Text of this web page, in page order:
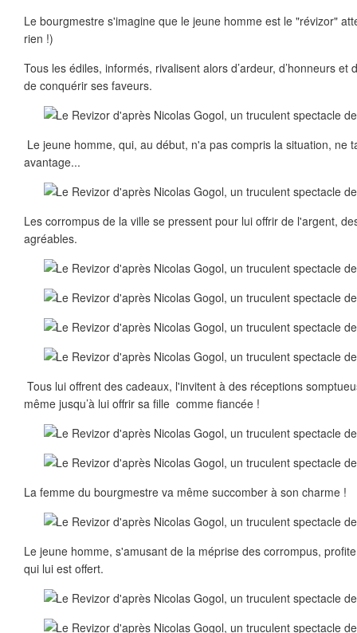
Le bourgmestre s'imagine que le jeune homme est le "révizor"
rien !)
Tous les édiles, informés, rivalisent alors d’ardeur, d’honneurs
de conquérir ses faveurs.
Le jeune homme, qui, au début, n'a pas compris la situation, ne
avantage...
Les corrompus de la ville se pressent pour lui offrir de l'argent,
agréables.
Tous lui offrent des cadeaux, l'invitent à des réceptions
même jusqu’à lui offrir sa fille comme fiancée !
La femme du bourgmestre va même succomber à son charme !
Le jeune homme, s'amusant de la méprise des corrompus,
qui lui est offert.